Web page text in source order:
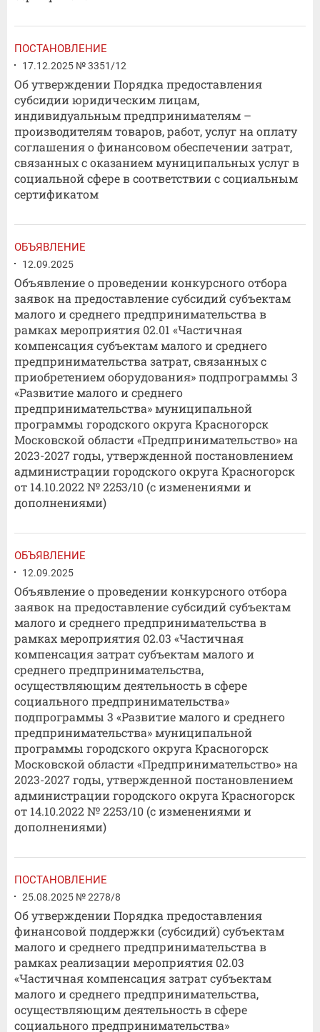
ПОСТАНОВЛЕНИЕ
17.12.2025 № 3351/12
Об утверждении Порядка предоставления
субсидии юридическим лицам,
индивидуальным предпринимателям –
производителям товаров, работ, услуг на оплату
соглашения о финансовом обеспечении затрат,
связанных с оказанием муниципальных услуг в
социальной сфере в соответствии с социальным
сертификатом
ОБЪЯВЛЕНИЕ
12.09.2025
Объявление о проведении конкурсного отбора
заявок на предоставление субсидий субъектам
малого и среднего предпринимательства в
рамках мероприятия 02.01 «Частичная
компенсация субъектам малого и среднего
предпринимательства затрат, связанных с
приобретением оборудования» подпрограммы 3
«Развитие малого и среднего
предпринимательства» муниципальной
программы городского округа Красногорск
Московской области «Предпринимательство» на
2023-2027 годы, утвержденной постановлением
администрации городского округа Красногорск
от 14.10.2022 № 2253/10 (с изменениями и
дополнениями)
ОБЪЯВЛЕНИЕ
12.09.2025
Объявление о проведении конкурсного отбора
заявок на предоставление субсидий субъектам
малого и среднего предпринимательства в
рамках мероприятия 02.03 «Частичная
компенсация затрат субъектам малого и
среднего предпринимательства,
осуществляющим деятельность в сфере
социального предпринимательства»
подпрограммы 3 «Развитие малого и среднего
предпринимательства» муниципальной
программы городского округа Красногорск
Московской области «Предпринимательство» на
2023-2027 годы, утвержденной постановлением
администрации городского округа Красногорск
от 14.10.2022 № 2253/10 (с изменениями и
дополнениями)
ПОСТАНОВЛЕНИЕ
25.08.2025 № 2278/8
Об утверждении Порядка предоставления
финансовой поддержки (субсидий) субъектам
малого и среднего предпринимательства в
рамках реализации мероприятия 02.03
«Частичная компенсация затрат субъектам
малого и среднего предпринимательства,
осуществляющим деятельность в сфере
социального предпринимательства»